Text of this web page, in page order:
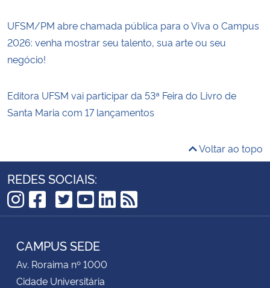
UFSM/PM abre chamada pública para o Viva o Campus
2026: venha mostrar seu talento, sua arte ou seu
negócio!
Editora UFSM vai participar da 53ª Feira do Livro de
Santa Maria com 17 lançamentos
Voltar ao topo
REDES SOCIAIS:
Instagram
Facebook
TikTok
Twitter
YouTube
LinkedIn
RSS
CAMPUS SEDE
Av. Roraima nº 1000
Cidade Universitária